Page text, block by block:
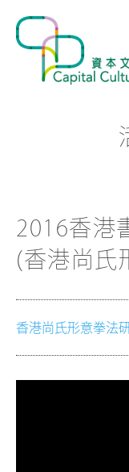
2016香港
(香港尚氏
香港尚氏形意拳法